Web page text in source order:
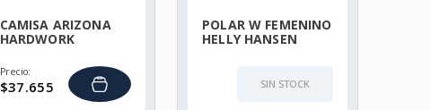
CAMISA ARIZONA
HARDWORK
Precio:
$37.655
POLAR W FEMENINO
HELLY HANSEN
SIN STOCK